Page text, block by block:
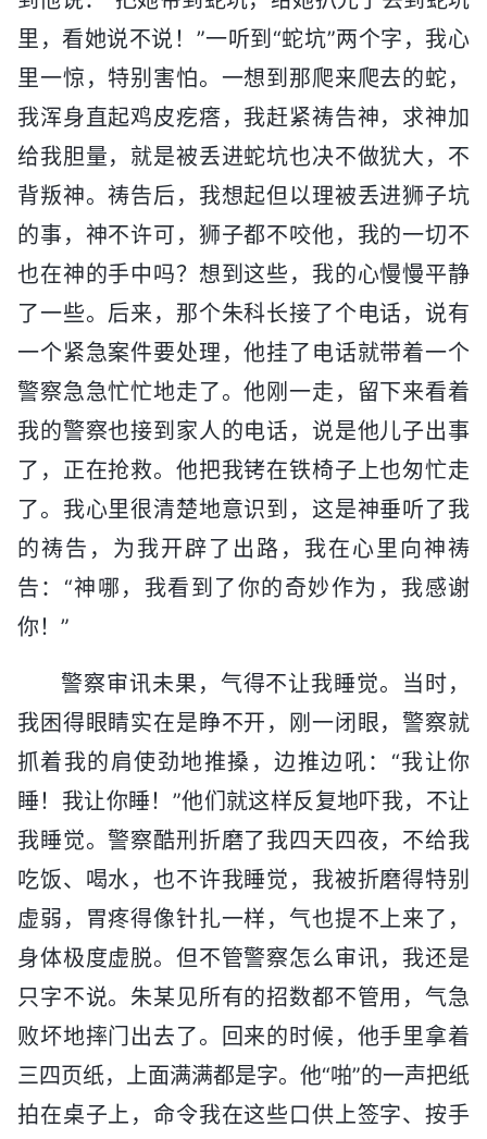
里，看她说不说！”一听到“蛇坑”两个字，我心
里一惊，特别害怕。一想到那爬来爬去的蛇，
我浑身直起鸡皮疙瘩，我赶紧祷告神，求神加
给我胆量，就是被丢进蛇坑也决不做犹大，不
背叛神。祷告后，我想起但以理被丢进狮子坑
的事，神不许可，狮子都不咬他，我的一切不
也在神的手中吗？想到这些，我的心慢慢平静
了一些。后来，那个朱科长接了个电话，说有
一个紧急案件要处理，他挂了电话就带着一个
警察急急忙忙地走了。他刚一走，留下来看着
我的警察也接到家人的电话，说是他儿子出事
了，正在抢救。他把我铐在铁椅子上也匆忙走
了。我心里很清楚地意识到，这是神垂听了我
的祷告，为我开辟了出路，我在心里向神祷
告：“神哪，我看到了你的奇妙作为，我感谢
你！”
警察审讯未果，气得不让我睡觉。当时，
我困得眼睛实在是睁不开，刚一闭眼，警察就
抓着我的肩使劲地推搡，边推边吼：“我让你
睡！我让你睡！”他们就这样反复地吓我，不让
我睡觉。警察酷刑折磨了我四天四夜，不给我
吃饭、喝水，也不许我睡觉，我被折磨得特别
虚弱，胃疼得像针扎一样，气也提不上来了，
身体极度虚脱。但不管警察怎么审讯，我还是
只字不说。朱某见所有的招数都不管用，气急
败坏地摔门出去了。回来的时候，他手里拿着
三四页纸，上面满满都是字。他“啪”的一声把纸
拍在桌子上，命令我在这些口供上签字、按手